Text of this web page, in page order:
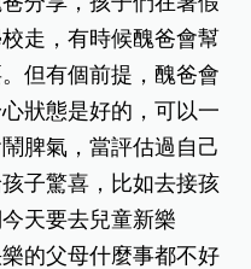
走，有時候醜爸會幫
但有個前提，醜爸會
狀態是好的，可以一
脾氣，當評估過自己
子驚喜，比如去接孩
天要去兒童新樂
的父母什麼事都不好